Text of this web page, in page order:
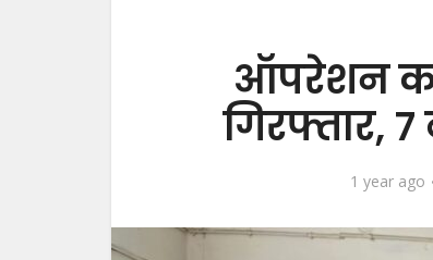
ऑपरेशन
गिरफ्तार, 7
1 year ago